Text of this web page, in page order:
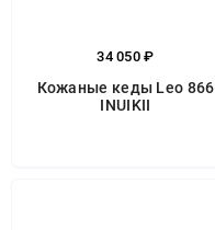
34 050 ₽
Кожаные кеды Leo 866
INUIKII